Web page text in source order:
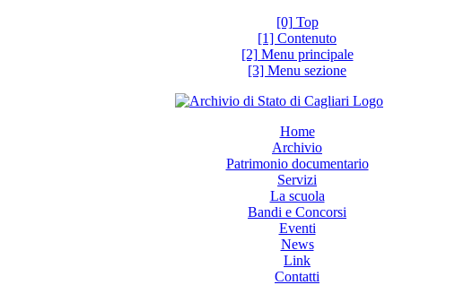
[0] Top
[1] Contenuto
[2] Menu principale
[3] Menu sezione
Home
Archivio
Patrimonio documentario
Servizi
La scuola
Bandi e Concorsi
Eventi
News
Link
Contatti